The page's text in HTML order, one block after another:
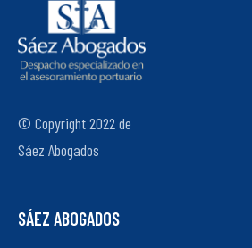
© Copyright 2022 de
Sáez Abogados
SÁEZ ABOGADOS